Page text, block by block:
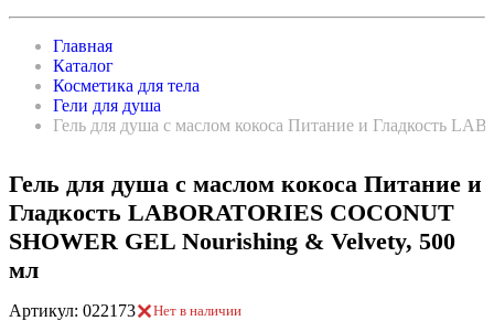
Главная
Каталог
Косметика для тела
Гели для душа
Гель для душа с маслом кокоса Питание и Гладкость
Гель для душа с маслом кокоса Питание и
Гладкость LABORATORIES COCONUT
SHOWER GEL Nourishing & Velvety, 500
мл
Артикул: 022173 Нет в наличии